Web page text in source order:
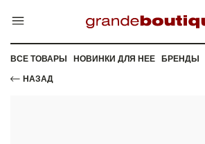
ВСЕ ТОВАРЫ НОВИНКИ ДЛЯ НЕЕ БРЕНДЫ
НАЗАД